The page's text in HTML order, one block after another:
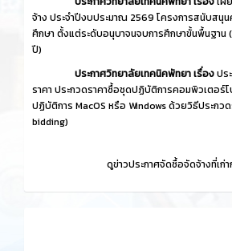
จ้าง ประจำปีงบประมาณ 2569 โครงการสนับสนุน
ศึกษา ตั้งแต่ระดับอนุบาจนจบการศึกษาขั้นพื้นฐาน
ปี)
ประกาศวิทยาลัยเทคนิคพัทยา เรื่องปร
ราคา ประกวดราคาซื้อชุดปฏิบัติการคอมพิวเตอร์
ปฏิบัติการ MacOS หรือ Windows ด้วยวิธีประกว
bidding)
ดูข่าวประกาศจัดซื้อจัดจ้างที่เก่า